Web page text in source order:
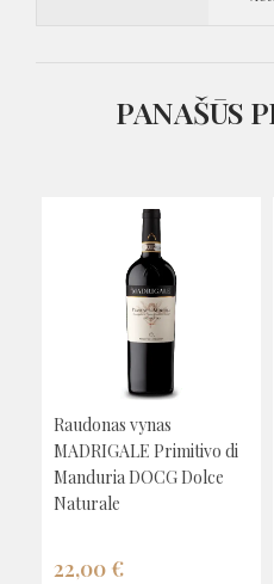
PANAŠŪS
Raudonas vynas
MADRIGALE Primitivo di
Manduria DOCG Dolce
Naturale
22,00 €